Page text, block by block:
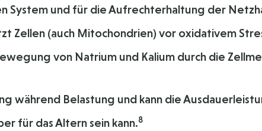
System und für die Aufrechterhaltung der
Zellen (auch Mitochondrien) vor oxidativem
von Natrium und Kalium durch die
während Belastung und kann die
für das Altern sein kann.8